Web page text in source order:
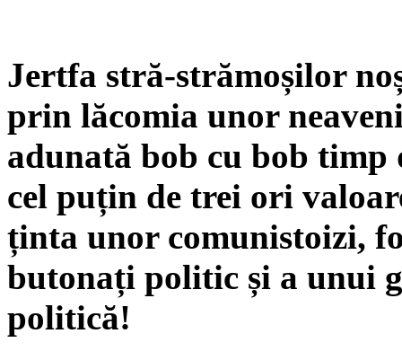
Jertfa stră-strămoșilor
prin lăcomia unor
adunată bob cu bob timp
cel puțin de trei ori
ținta unor comunistoizi,
butonați politic și a unui
politică!